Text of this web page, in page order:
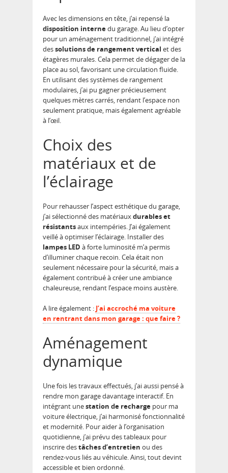
Avec les dimensions en tête, j’ai repensé la
disposition internedu garage. Au lieu d’opter
pour un aménagement traditionnel, j’ai intégré
dessolutions de rangement vertical et des
étagères murales. Cela permet de dégager de la
place au sol, favorisant une circulation fluide.
En utilisant des systèmes de rangement
modulaires, j’ai pu gagner précieusement
quelques mètres carrés, rendant l’espace non
seulement pratique, mais également agréable
à l’œil.
Choix des
matériaux et de
l’éclairage
Pour rehausser l’aspect esthétique du garage,
j’ai sélectionné des matériauxdurables et
résistantsaux intempéries. J’ai également
veillé à optimiser l’éclairage. Installer des
lampes LED à forte luminosité m’a permis
d’illuminer chaque recoin. Cela était non
seulement nécessaire pour la sécurité, mais a
également contribué à créer une ambiance
chaleureuse, rendant l’espace moins austère.
A lire également : J’ai accroché ma voiture
en rentrant dans mon garage : que faire ?
Aménagement
dynamique
Une fois les travaux effectués, j’ai aussi pensé à
rendre mon garage davantage interactif. En
intégrant unestation de recharge pour ma
voiture électrique, j’ai harmonisé fonctionnalité
et modernité. Pour aider à l’organisation
quotidienne, j’ai prévu des tableaux pour
inscrire destâches d’entretien ou des
rendez-vous liés au véhicule. Ainsi, tout devint
accessible et bien ordonné.